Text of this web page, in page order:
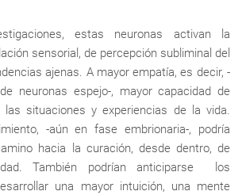
estas neuronas activan la
sensorial, de percepción subliminal del
ajenas. A mayor empatía, es decir, -
neuronas espejo-, mayor capacidad de
situaciones y experiencias de la vida.
-aún en fase embrionaria-, podría
hacia la curación, desde dentro, de
También podrían anticiparse los
una mayor intuición, una mente